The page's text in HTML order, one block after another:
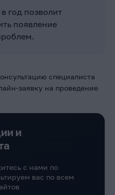
год позволит
появление
специалиста
заявку на проведение
и
с нами по
вас по всем